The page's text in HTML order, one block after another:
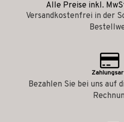
Alle Preise inkl.
Versandkostenfrei in der
Bezahlen Sie bei uns auf